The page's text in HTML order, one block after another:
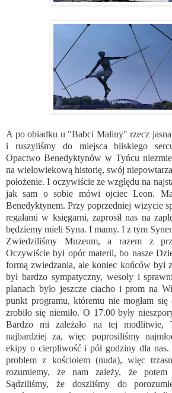
A po obiadku u "Babci Maliny" rzecz
i ruszyliśmy do miejsca bliskiego
Opactwo Benedyktynów w Tyńcu
na wielowiekową historię, swój
położenie. I oczywiście ze względu na
jak sam o sobie mówi ojciec Leon.
Benedyktynem. Przy poprzedniej wizycie
regałami w księgarni, zaprosił nas na
będziemy mieli Syna. I mamy. I z tym
Zwiedziliśmy Muzeum, a razem z
Oczywiście był opór materii, bo nasze
formą zwiedzania, ale koniec końców był
był bardzo sympatyczny, wesoły i
planach było jeszcze ciacho i prom na
punkt programu, któremu nie mogłam
zrobiło się niemiło. O 17.00 były
Bardzo mi zależało na tej modlitwie,
najbardziej za, więc poprosiliśmy
ekipy o cierpliwość i pół godziny dla
problem z kościołem (nuda), więc
rozumiemy, że nam zależy, że potem
Sądziliśmy, że doszliśmy do